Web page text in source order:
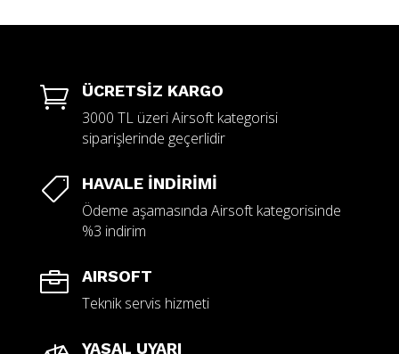
 ÜCRETSİZ KARGO
3000 TL üzeri Airsoft kategorisi
siparişlerinde geçerlidir
 HAVALE İNDİRİMİ
Ödeme aşamasında Airsoft kategorisinde
%3 indirim
 AIRSOFT
Teknik servis hizmeti
YASAL UYARI